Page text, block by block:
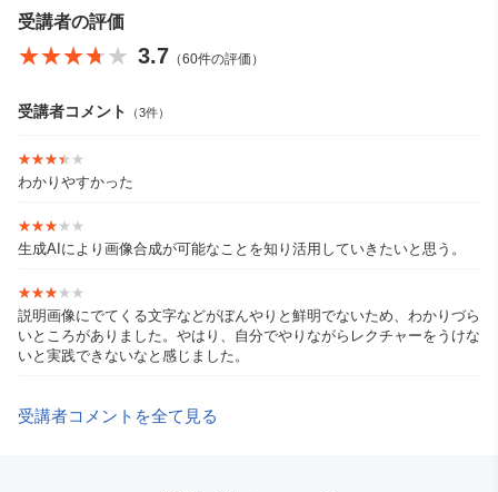
受講者の評価
★★★★★
★★★★★ 3.7 （60件の評価）
受講者コメント （3件）
★★★★★
★★★★★
わかりやすかった
★★★★★
★★★★★
生成AIにより画像合成が可能なことを知り活用していきたいと思う。
★★★★★
★★★★★
説明画像にでてくる文字などがぼんやりと鮮明でないため、わかりづら
いところがありました。やはり、自分でやりながらレクチャーをうけな
いと実践できないなと感じました。
受講者コメントを全て見る